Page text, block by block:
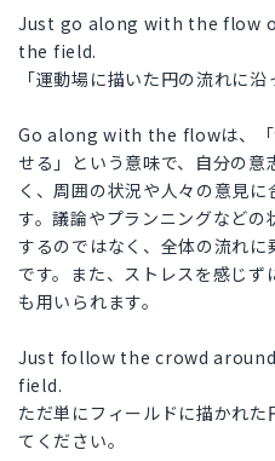
Just go along with the flow
the field.
「運動場に描いた円の流れに沿
Go along with the flowは、「
せる」という意味で、自分の
く、周囲の状況や人々の意見
す。議論やプランニングなど
するのではなく、全体の流れ
です。また、ストレスを感じ
も用いられます。
Just follow the crowd
field.
ただ単にフィールドに描かれ
てください。